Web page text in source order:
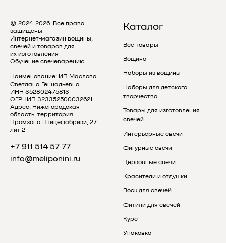
© 2024-2026. Все права
защищены
Интернет-магазин вощины,
свечей и товаров для
их изготовления
Обучение свечеварению
Наименование: ИП Маслова
Светлана Геннадьевна
ИНН 352802475813
ОГРНИП 323352500032621
Адрес: Нижегородская
область, территория
Промзона Птицефабрики, 27
лит 2
+7 911 514 57 77
info@meliponini.ru
Каталог
Все товары
Вощина
Наборы из вощины
Наборы для детского
творчества
Товары для изготовления
свечей
Интерьерные свечи
Фигурные свечи
Церковные свечи
Красители и отдушки
Воск для свечей
Фитили для свечей
Курс
Упаковка